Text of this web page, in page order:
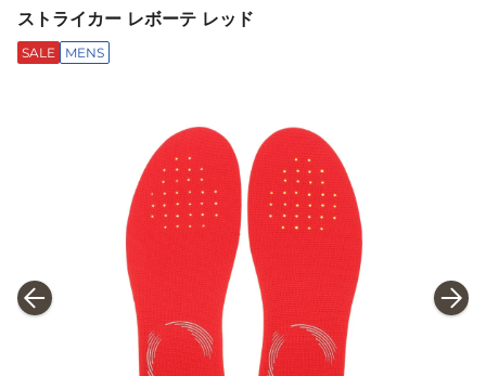
ストライカー レボーテ レッド
SALE MENS